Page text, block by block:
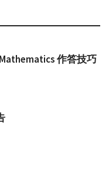
作答技巧